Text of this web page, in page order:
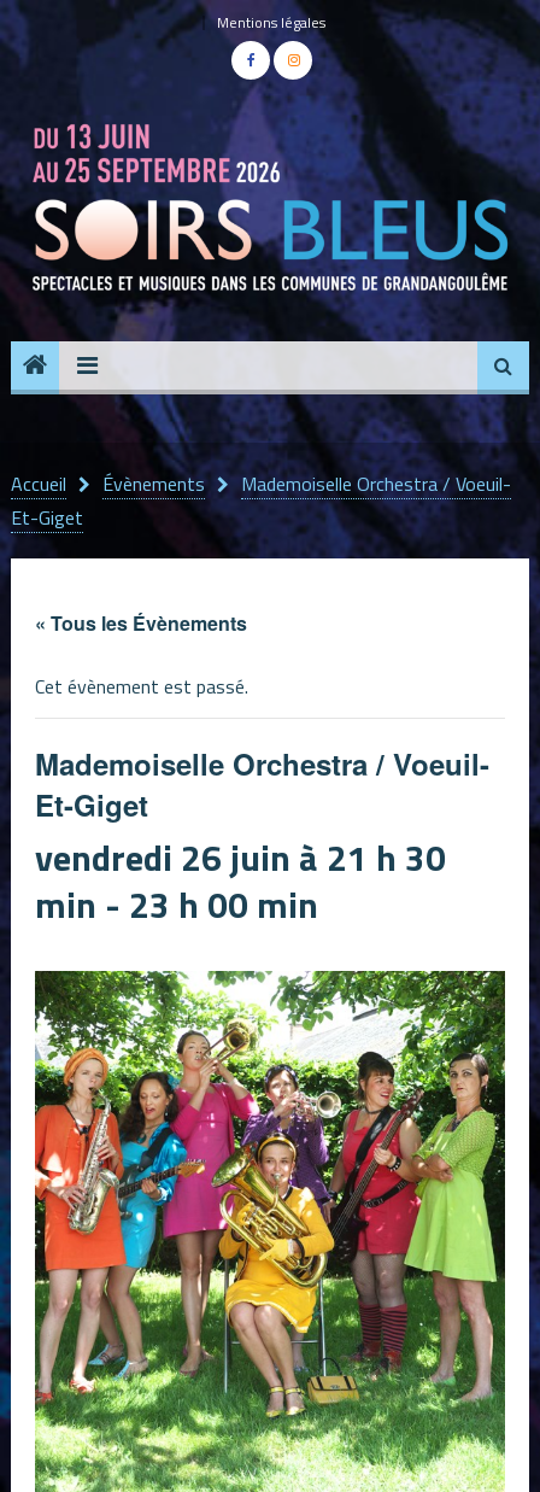
Mentions légales
Accueil Évènements
Mademoiselle Orchestra / Voeuil-
Et-Giget
« Tous les Évènements
Cet évènement est passé.
Mademoiselle Orchestra / Voeuil-
Et-Giget
vendredi 26 juin à 21 h 30
min - 23 h 00 min
Panneau de gestion des cookies